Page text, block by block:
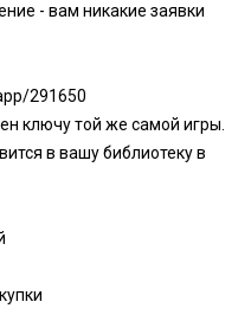
- вам никакие заявки
291650
ключу той же самой игры.
в вашу библиотеку в